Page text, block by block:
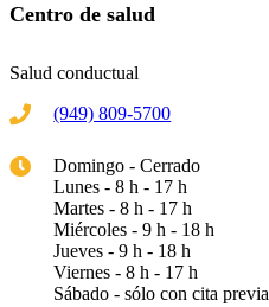
Centro de salud
Salud conductual
(949) 809-5700
Domingo - Cerrado
Lunes - 8 h - 17 h
Martes - 8 h - 17 h
Miércoles - 9 h - 18 h
Jueves - 9 h - 18 h
Viernes - 8 h - 17 h
Sábado - sólo con cita previa